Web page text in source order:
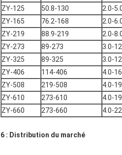
ZY-125
50.8-130 2.0-
ZY-165
76.2-168 2.0-
ZY-219
88.9-219 2.0-
ZY-273
89-273 3.0-
ZY-325
89-325 3.0-
ZY-406
114-406 4.0-
ZY-508
219-508 4.0-
ZY-610
273-610 4.0-
ZY-660
273-660 4.0-22
6 : Distribution du marché